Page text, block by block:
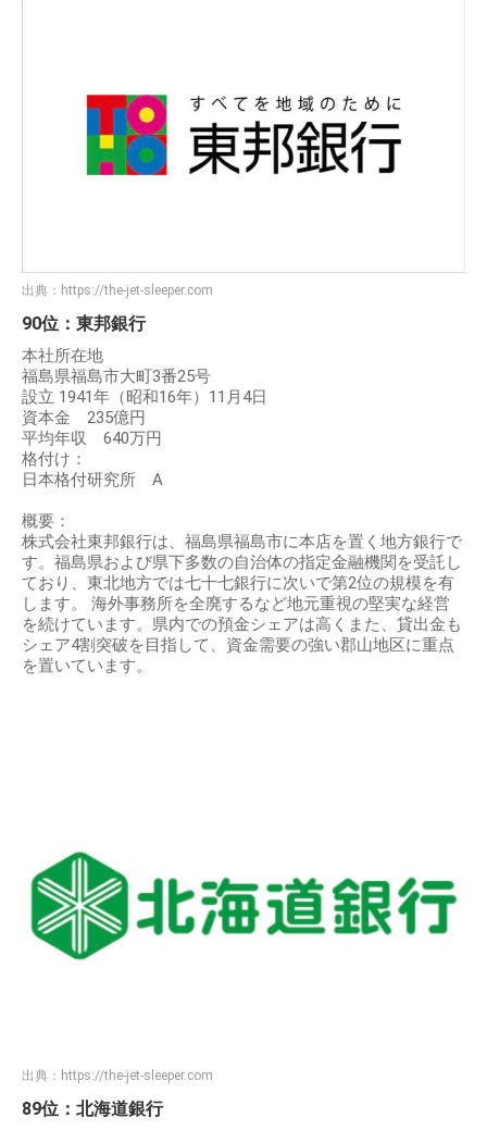
出典： https://the-jet-sleeper.com
90位：東邦銀行
本社所在地
福島県福島市大町3番25号
設立 1941年（昭和16年）11月4日
資本金 235億円
平均年収 640万円
格付け：
日本格付研究所 A
概要：
株式会社東邦銀行は、福島県福島市に本店を置く地方銀行で
す。福島県および県下多数の自治体の指定金融機関を受託し
ており、東北地方では七十七銀行に次いで第2位の規模を有
します。 海外事務所を全廃するなど地元重視の堅実な経営
を続けています。県内での預金シェアは高くまた、貸出金も
シェア4割突破を目指して、資金需要の強い郡山地区に重点
を置いています。
出典： https://the-jet-sleeper.com
89位：北海道銀行